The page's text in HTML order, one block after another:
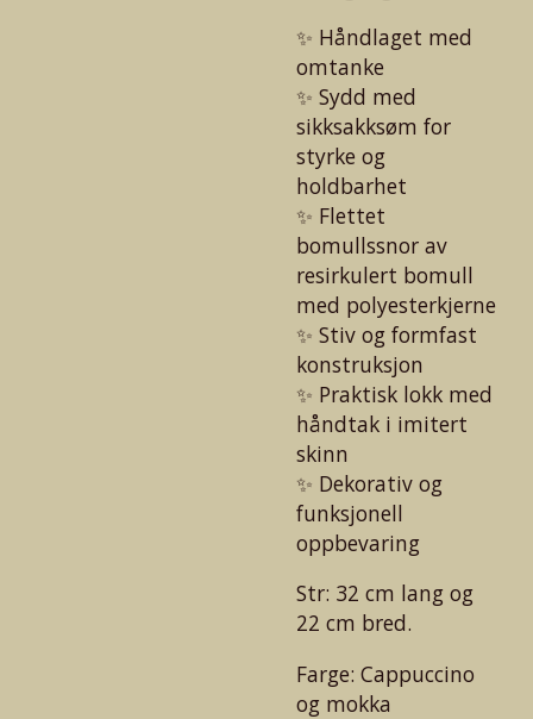
✨ Håndlaget med
omtanke
✨ Sydd med
sikksakksøm for
styrke og
holdbarhet
✨ Flettet
bomullssnor av
resirkulert bomull
med polyesterkjerne
✨ Stiv og formfast
konstruksjon
✨ Praktisk lokk med
håndtak i imitert
skinn
✨ Dekorativ og
funksjonell
oppbevaring
Str: 32 cm lang og
22 cm bred.
Farge: Cappuccino
og mokka